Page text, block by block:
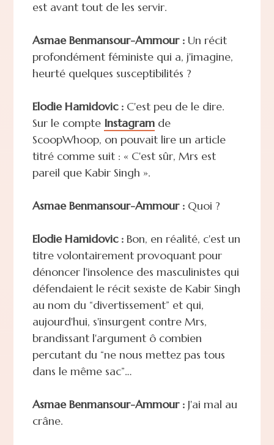
est avant tout de les servir.
Asmae Benmansour-Ammour :Un récit
profondément féministe qui a, j'imagine,
heurté quelques susceptibilités ?
Elodie Hamidovic :C'est peu de le dire.
Sur le compte Instagramde
ScoopWhoop, on pouvait lire un article
titré comme suit : « C'est sûr, Mrs est
pareil que Kabir Singh ».
Asmae Benmansour-Ammour :Quoi ?
Elodie Hamidovic :Bon, en réalité, c'est un
titre volontairement provoquant pour
dénoncer l'insolence des masculinistes qui
défendaient le récit sexiste de Kabir Singh
au nom du “divertissement” et qui,
aujourd'hui, s'insurgent contre Mrs,
brandissant l'argument ô combien
percutant du “ne nous mettez pas tous
dans le même sac”…
Asmae Benmansour-Ammour :J'ai mal au
crâne.